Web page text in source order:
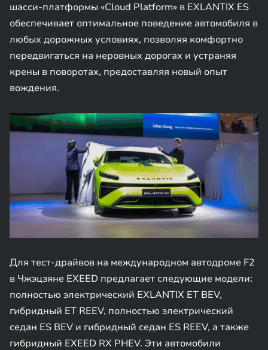
шасси-платформы «Cloud Platform» в EXLANTIX ES
обеспечивает оптимальное поведение автомобиля в
любых дорожных условиях, позволяя комфортно
передвигаться на неровных дорогах и устраняя
крены в поворотах, предоставляя новый опыт
вождения.
Для тест-драйвов на международном автодроме F2
в Чжэцзяне EXEED предлагает следующие модели:
полностью электрический EXLANTIX ET BEV,
гибридный ET REEV, полностью электрический
седан ES BEV и гибридный седан ES REEV, а также
гибридный EXEED RX PHEV. Эти автомобили